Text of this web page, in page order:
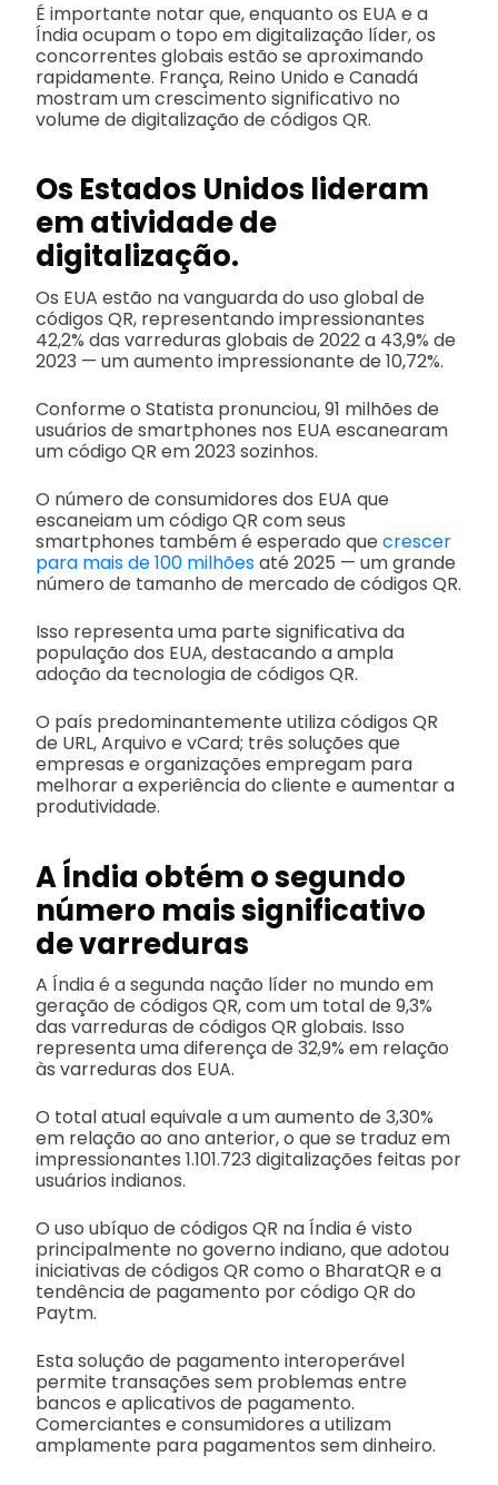
É importante notar que, enquanto os EUA e a
Índia ocupam o topo em digitalização líder, os
concorrentes globais estão se aproximando
rapidamente. França, Reino Unido e Canadá
mostram um crescimento significativo no
volume de digitalização de códigos QR.
Os Estados Unidos lideram
em atividade de
digitalização.
Os EUA estão na vanguarda do uso global de
códigos QR, representando impressionantes
42,2% das varreduras globais de 2022 a 43,9% de
2023 — um aumento impressionante de 10,72%.
Conforme o Statista pronunciou, 91 milhões de
usuários de smartphones nos EUA escanearam
um código QR em 2023 sozinhos.
O número de consumidores dos EUA que
escaneiam um código QR com seus
smartphones também é esperado que crescer
para mais de 100 milhõesaté 2025 — um grande
número de tamanho de mercado de códigos QR.
Isso representa uma parte significativa da
população dos EUA, destacando a ampla
adoção da tecnologia de códigos QR.
O país predominantemente utiliza códigos QR
de URL, Arquivo e vCard; três soluções que
empresas e organizações empregam para
melhorar a experiência do cliente e aumentar a
produtividade.
A Índia obtém o segundo
número mais significativo
de varreduras
A Índia é a segunda nação líder no mundo em
geração de códigos QR, com um total de 9,3%
das varreduras de códigos QR globais. Isso
representa uma diferença de 32,9% em relação
às varreduras dos EUA.
O total atual equivale a um aumento de 3,30%
em relação ao ano anterior, o que se traduz em
impressionantes 1.101.723 digitalizações feitas por
usuários indianos.
O uso ubíquo de códigos QR na Índia é visto
principalmente no governo indiano, que adotou
iniciativas de códigos QR como o BharatQR e a
tendência de pagamento por código QR do
Paytm.
Esta solução de pagamento interoperável
permite transações sem problemas entre
bancos e aplicativos de pagamento.
Comerciantes e consumidores a utilizam
amplamente para pagamentos sem dinheiro.